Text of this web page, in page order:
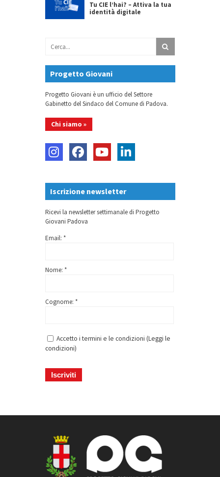
Tu CIE l’hai? – Attiva la tua
identità digitale
Progetto Giovani
Progetto Giovani è un ufficio del Settore
Gabinetto del Sindaco del Comune di Padova.
Chi siamo »
Iscrizione newsletter
Ricevi la newsletter settimanale di Progetto
Giovani Padova
Email: *
Nome: *
Cognome: *
Accetto i termini e le condizioni (Leggi le
condizioni)